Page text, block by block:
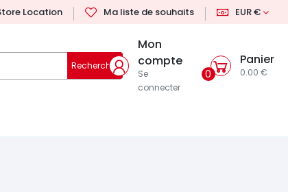
Location Ma liste de souhaits EUR €
Rechercher
Mon
compte
Se
connecter
0
Panier
0.00 €